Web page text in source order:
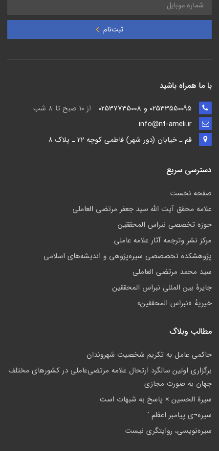
ثبت‌نام
با ما همراه باشید
از ۱۰ صبح تا ۸ شب
قم ـ خيابان (دور شهر) فاطمي كوچه 22 ـ پلاک 8
دسترسی سریع
صفحه نخست
علامه محقق آیت الله سید جعفر مرتضی العاملی
حوزه تخصصی نبراس المحققین
مركز نشر وترجمه آثار علامه عاملی
پژوهشكده تخصصصى سیره‌پژوهی و اندیشه‌های اسلامی
سید محمد مرتضی العاملی
جايرهٔ بین المللی نبراس المحققین
خيريهٔ «نبراس المحققين»
مطالب وبلاگ
حاکمى عامل به تکريم شخصيت شهروندان
برگزاری اولین سالگرد ارتحال علامه مرتضی‌عاملی در کشورهای مختلف
جهان به صورت مجازی
سيرة الحسين × پاسخ به شبهات است
سيره¬ى پيامبر اعظم ’
سیره­‌نویسی، روایتگری نیست